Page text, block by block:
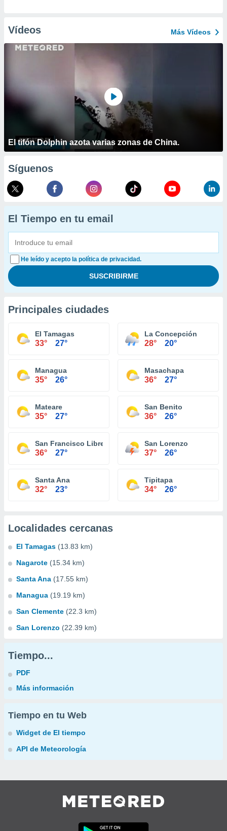
Vídeos Más Vídeos
El tifón Dolphin azota varias zonas de China.
Síguenos
El Tiempo en tu email
He leído y acepto la política de privacidad.
Principales ciudades
El Tamagas
33° 27°
La Concepción
28° 20°
Managua
35° 26°
Masachapa
36° 27°
Mateare
35° 27°
San Benito
36° 26°
San Francisco Libre
36° 27°
San Lorenzo
37° 26°
Santa Ana
32° 23°
Tipitapa
34° 26°
Localidades cercanas
El Tamagas (13.83 km)
Nagarote (15.34 km)
Santa Ana (17.55 km)
Managua (19.19 km)
San Clemente (22.3 km)
San Lorenzo (22.39 km)
Tiempo...
PDF
Más información
Tiempo en tu Web
Widget de El tiempo
API de Meteorología